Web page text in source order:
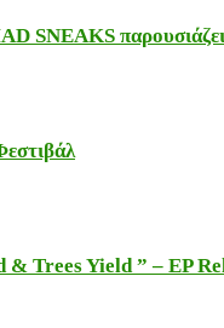
SNEAKS
Trees Yield ” – EP